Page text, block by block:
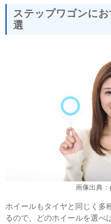
ステップワゴンに
選
画像出典
ホイールもタイヤと同じく多
るので、どのホイールを選べ